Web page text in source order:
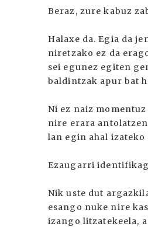
Beraz, zure kabuz
Halaxe da. Egia da
niretzako ez da
sei egunez egiten
baldintzak apur bat
Ni ez naiz
nire erara
lan egin ahal
Ezaugarri
Nik uste dut
esango nuke nire
izango litzatekeela,